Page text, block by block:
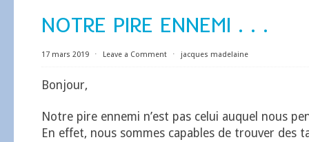
NOTRE PIRE ENNEMI . . .
17 mars 2019 ⋅ Leave a Comment ⋅ jacques madelaine
Bonjour,
Notre pire ennemi n’est pas celui auquel nous
En effet, nous sommes capables de trouver des